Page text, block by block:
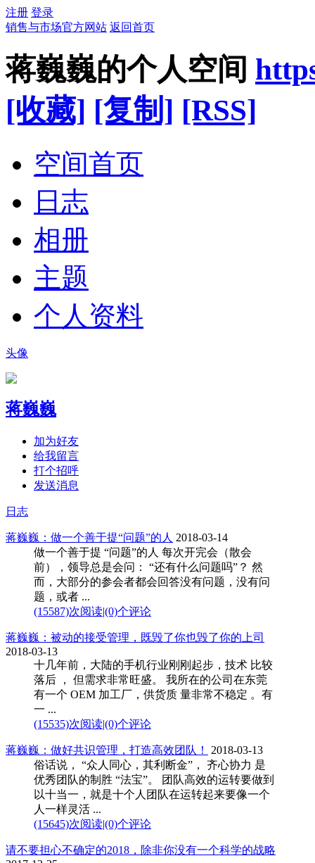
注册 登录
销售与市场官方网站 返回首页
蒋巍巍的个人空间
[收藏] [复制] [RSS]
空间首页
日志
相册
主题
个人资料
头像
蒋巍巍
加为好友
给我留言
打个招呼
发送消息
日志
蒋巍巍：做一个善于提“问题”的人 2018-03-14
做一个善于提 “问题”的人 每次开完会（散会
前），领导总是会问： “还有什么问题吗”？ 然
而，大部分的参会者都会回答没有问题，没有问
题，或者 ...
(15587)次阅读|(0)个评论
蒋巍巍：被动的接受管理，既毁了你也毁了你的上司
2018-03-13
十几年前，大陆的手机行业刚刚起步，技术 比较
落后 ， 但需求非常旺盛。 我所在的公司在东莞
有一个 OEM 加工厂，供货质 量非常不稳定 。有
一 ...
(15535)次阅读|(0)个评论
蒋巍巍：做好共识管理，打造高效团队！
2018-03-13
俗话说， “众人同心，其利断金”， 齐心协力 是
优秀团队的制胜 “法宝”。 团队高效的运转要做到
以十当一，就是十个人团队在运转起来要像一个
人一样灵活 ...
(15645)次阅读|(0)个评论
请不要担心不确定的2018，除非你没有一个科学的战略